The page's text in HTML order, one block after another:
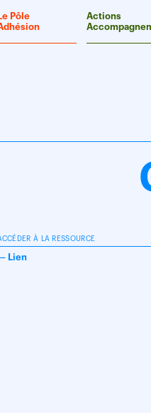
Le Pôle
Actions
À LA RESSOURCE
Lien